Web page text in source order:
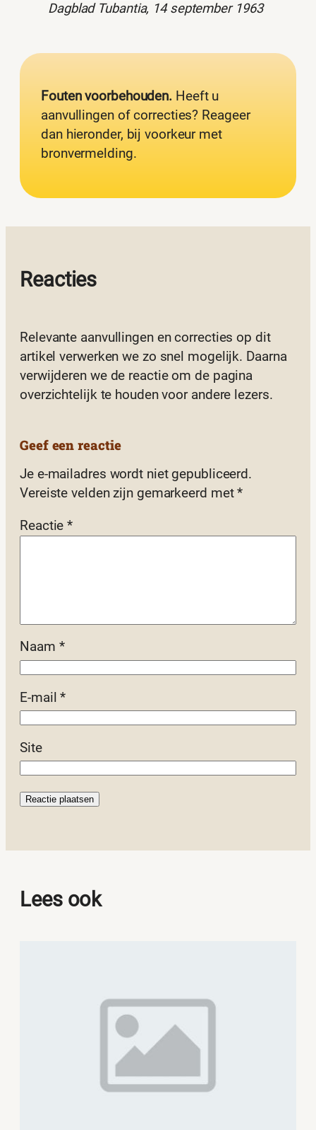
Dagblad Tubantia, 14 september 1963
Fouten voorbehouden. Heeft u
aanvullingen of correcties? Reageer
dan hieronder, bij voorkeur met
bronvermelding.
Reacties
Relevante aanvullingen en correcties op dit
artikel verwerken we zo snel mogelijk. Daarna
verwijderen we de reactie om de pagina
overzichtelijk te houden voor andere lezers.
Geef een reactie
Je e-mailadres wordt niet gepubliceerd.
Vereiste velden zijn gemarkeerd met*
Reactie*
Naam *
E-mail*
Site
Lees ook